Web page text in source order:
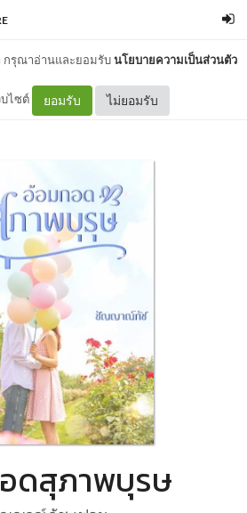
กรุณาอ่านและยอมรับนโยบายความเป็นส่วนตัว
บไซต์ ยอมรับ ไม่ยอมรับ
ดสุภาพบุรษ